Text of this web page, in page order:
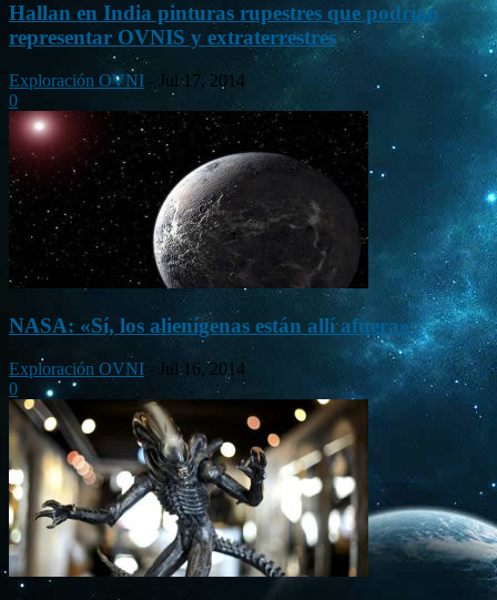
Hallan en India pinturas rupestres que podrían
representar OVNIS y extraterrestres
Exploración OVNI - Jul 17, 2014
0
NASA: «Sí, los alienígenas están allí afuera»
Exploración OVNI - Jul 16, 2014
0